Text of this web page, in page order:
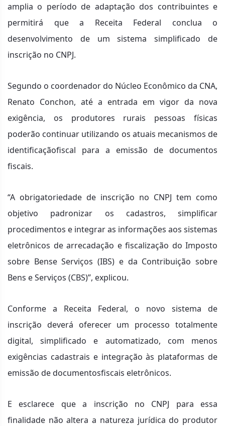
amplia o período de adaptação dos contribuintes e
permitirá que a Receita Federal conclua o
desenvolvimento de um sistema simplificado de
inscrição no CNPJ.
Segundo o coordenador do Núcleo Econômico da CNA,
Renato Conchon, até a entrada em vigor da nova
exigência, os produtores rurais pessoas físicas
poderão continuar utilizando os atuais mecanismos de
identificaçãofiscal para a emissão de documentos
fiscais.
“A obrigatoriedade de inscrição no CNPJ tem como
objetivo padronizar os cadastros, simplificar
procedimentos e integrar as informações aos sistemas
eletrônicos de arrecadação e fiscalização do Imposto
sobre Bense Serviços (IBS) e da Contribuição sobre
Bens e Serviços (CBS)”, explicou.
Conforme a Receita Federal, o novo sistema de
inscrição deverá oferecer um processo totalmente
digital, simplificado e automatizado, com menos
exigências cadastrais e integração às plataformas de
emissão de documentosfiscais eletrônicos.
E esclarece que a inscrição no CNPJ para essa
finalidade não altera a natureza jurídica do produtor